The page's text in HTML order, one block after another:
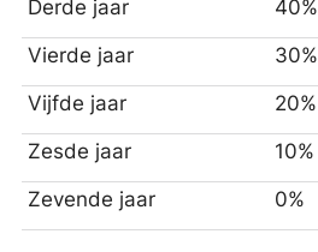
Derde jaar
40%
Vierde jaar
30%
Vijfde jaar
20%
Zesde jaar
10%
Zevende jaar
0%